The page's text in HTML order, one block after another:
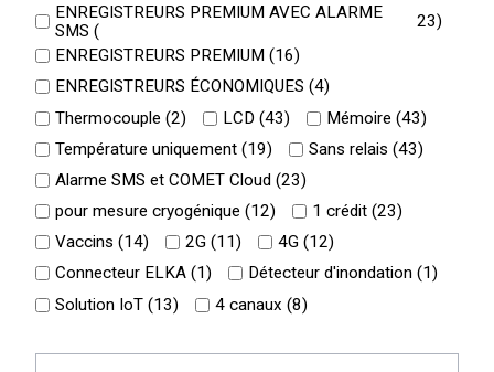
ENREGISTREURS PREMIUM AVEC ALARME
SMS (
23)
ENREGISTREURS PREMIUM (16)
ENREGISTREURS ÉCONOMIQUES (4)
Thermocouple (2) LCD (43) Mémoire (43)
Température uniquement (19) Sans relais (43)
Alarme SMS et COMET Cloud (23)
pour mesure cryogénique (12) 1 crédit (23)
Vaccins (14) 2G (11) 4G (12)
Connecteur ELKA (1) Détecteur d'inondation (1)
Solution IoT (13) 4 canaux (8)